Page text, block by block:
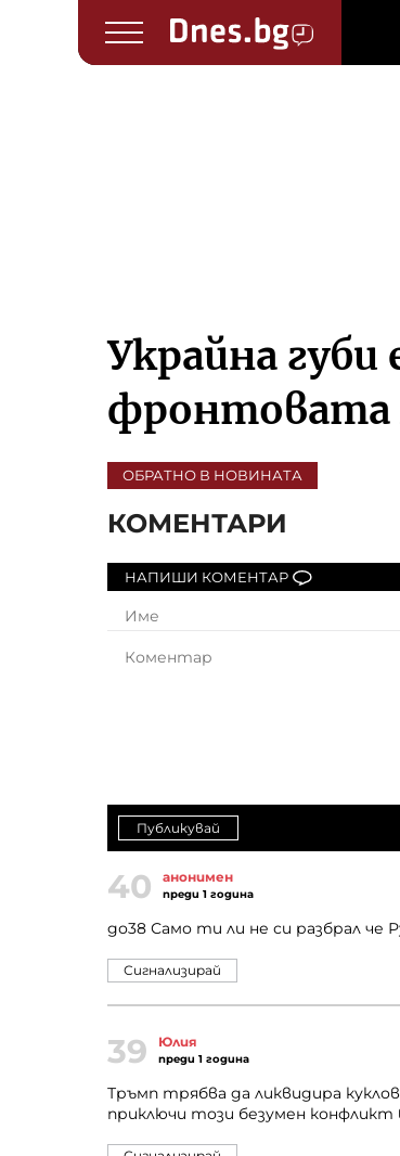
Украйна
фронтовата
ОБРАТНО В НОВИНАТА
КОМЕНТАРИ
НАПИШИ КОМЕНТАР
Публикувай
40 анонимен
преди 1 година
до38 Само ти ли не си разбрал че
Сигнализирай
39 Юлия
преди 1 година
Тръмп трябва да ликвидира
приключи този безумен конфликт